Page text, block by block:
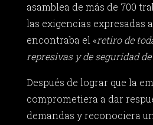
asamblea de más de 700
las exigencias expresadas
encontraba el «retiro de
represivas y de seguridad
Después de lograr que la
comprometiera a dar
demandas y reconociera